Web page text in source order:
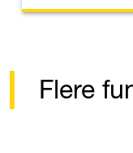
Flere